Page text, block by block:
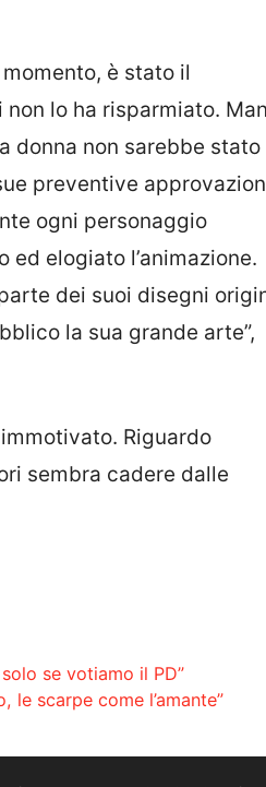
è stato il
non lo ha risparmiato.
donna non sarebbe stato
preventive
ogni personaggio
elogiato l’animazione.
dei suoi disegni
la sua grande arte”,
Riguardo
sembra cadere dalle
se votiamo il PD”
le scarpe come l’amante”